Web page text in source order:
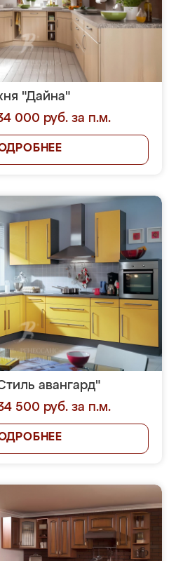
"Дайна"
000 руб. за п.м.
авангард"
500 руб. за п.м.